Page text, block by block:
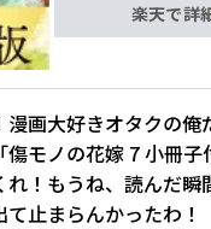
楽天で詳
画大好きオタクの俺
モノの花嫁 7 小冊子
！もうね、読んだ瞬
止まらんかったわ！